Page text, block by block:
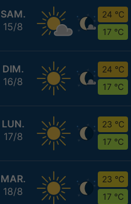
SAM.
15/8
24 °C
17 °C
DIM.
16/8
24 °C
17 °C
LUN.
17/8
23 °C
17 °C
MAR.
18/8
23 °C
17 °C